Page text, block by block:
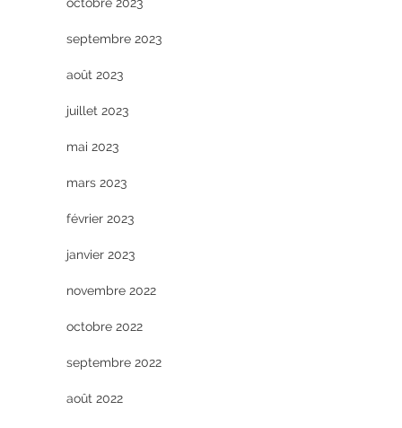
septembre 2023
août 2023
juillet 2023
mai 2023
mars 2023
février 2023
janvier 2023
novembre 2022
octobre 2022
septembre 2022
août 2022